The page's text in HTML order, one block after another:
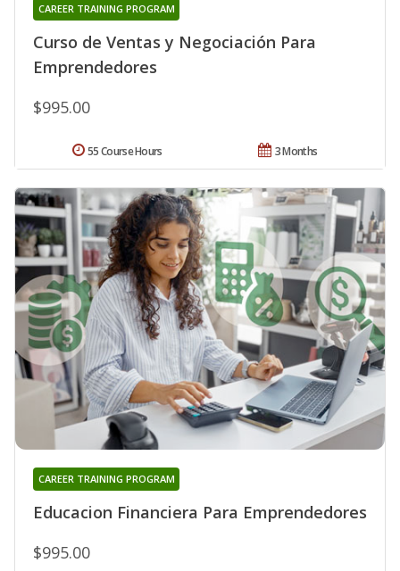
Curso de Ventas y Negociación Para
Emprendedores
CAREER TRAINING PROGRAM
$995.00
3 Months
55 Course Hours
Educacion Financiera Para Emprendedores
CAREER TRAINING PROGRAM
$995.00